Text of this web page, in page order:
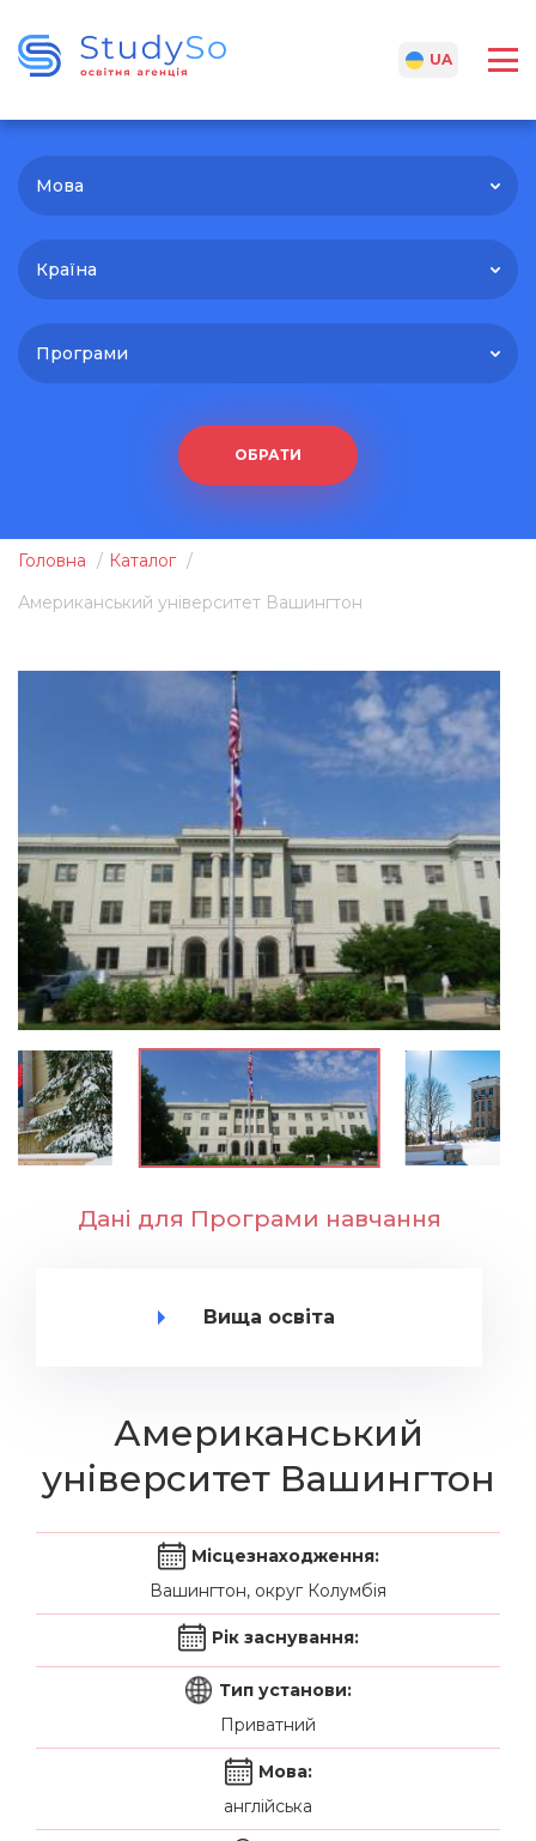
UA
Мова
Країна
Програми
ОБРАТИ
Головна
Каталог
Американський університет Вашингтон
Дані для Програми навчання
Вища освіта
Американський
університет Вашингтон
Місцезнаходження:
Вашингтон, округ Колумбія
Рік заснування:
Тип установи:
Приватний
Мова:
англійська